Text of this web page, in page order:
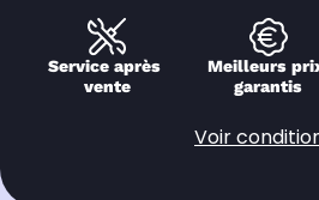
Service après
vente
Meilleurs
garantis
Voir